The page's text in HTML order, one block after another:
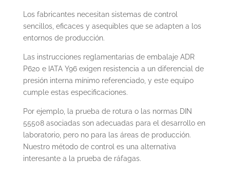
Los fabricantes necesitan sistemas de control
sencillos, eficaces y asequibles que se adapten a los
entornos de producción.
Las instrucciones reglamentarias de embalaje ADR
P620 e IATA Y96 exigen resistencia a un diferencial de
presión interna mínimo referenciado, y este equipo
cumple estas especificaciones.
Por ejemplo, la prueba de rotura o las normas DIN
55508 asociadas son adecuadas para el desarrollo en
laboratorio, pero no para las áreas de producción.
Nuestro método de control es una alternativa
interesante a la prueba de ráfagas.